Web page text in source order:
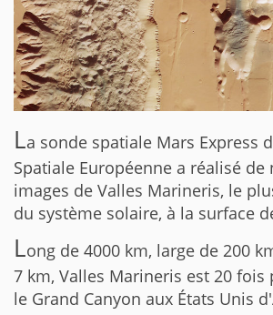
La sonde spatiale Mars Express
Spatiale Européenne a réalisé de
images de Valles Marineris, le
du système solaire, à la surface
Long de 4000 km, large de 200
7 km, Valles Marineris est 20 fois
le Grand Canyon aux États Unis